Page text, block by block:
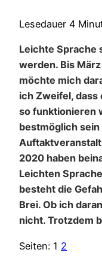
Lesedauer 4
Leichte Sprache
werden. Bis
möchte mich
ich Zweifel,
so funktionieren
bestmöglich
2020 haben
Leichten
besteht die
Brei. Ob ich
nicht. Trotzdem
Seiten: 1 2